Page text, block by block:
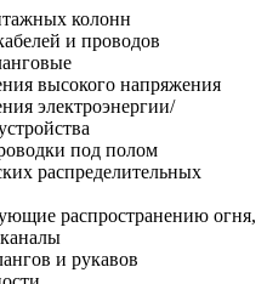
колонн
и проводов
высокого напряжения
электроэнергии/
под полом
распределительных
распространению огня,
и рукавов